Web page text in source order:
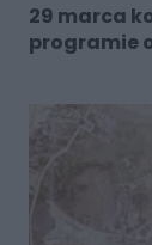
29 marca
programie